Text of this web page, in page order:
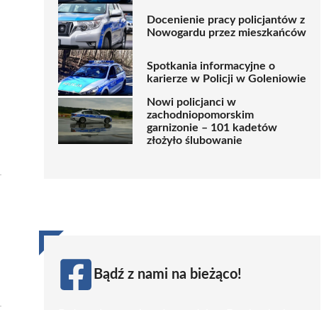
Docenienie pracy policjantów z
Nowogardu przez mieszkańców
Spotkania informacyjne o
karierze w Policji w Goleniowie
Nowi policjanci w
zachodniopomorskim
garnizonie – 101 kadetów
złożyło ślubowanie
Bądź z nami na bieżąco!